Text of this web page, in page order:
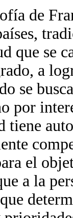
de
que se
a
se
por
tiene
el
a la